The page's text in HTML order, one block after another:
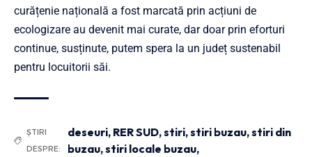
curățenie națională a fost marcată prin acțiuni de
ecologizare au devenit mai curate, dar doar prin eforturi
continue, susținute, putem spera la un județ sustenabil
pentru locuitorii săi.
ȘTIRI
DESPRE:
deseuri, RER SUD,stiri,stiri buzau,stiri din
buzau,stiri locale buzau,